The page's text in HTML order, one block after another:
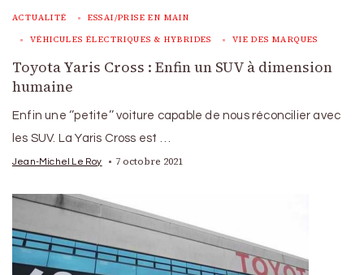
ACTUALITÉ ESSAI/PRISE EN MAIN
VÉHICULES ÉLECTRIQUES & HYBRIDES VIE DES MARQUES
Toyota Yaris Cross : Enfin un SUV à dimension
humaine
Enfin une ‘’petite’’ voiture capable de nous réconcilier avec
les SUV. La Yaris Cross est …
Jean-Michel Le Roy 7 octobre 2021